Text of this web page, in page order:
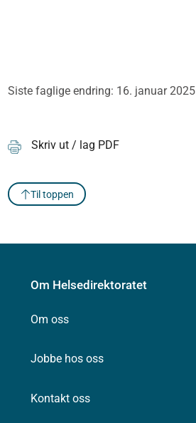
Siste faglige endring: 16. januar 2025
Skriv ut / lag PDF
Til toppen
Om Helsedirektoratet
Om oss
Jobbe hos oss
Kontakt oss